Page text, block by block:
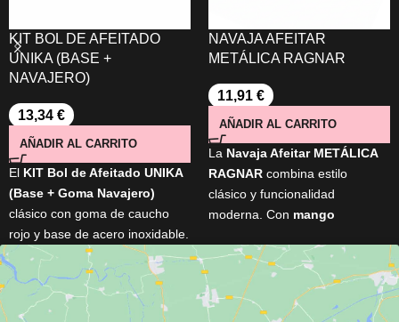
KIT BOL DE AFEITADO
UNIKA (BASE +
NAVAJERO)
13,34 €
AÑADIR AL CARRITO
El KIT Bol de Afeitado UNIKA
(Base + Goma Navajero)
clásico con goma de caucho
rojo y base de acero inoxidable.
Ideal para eliminar restos de la
navaja sin dañar el filo. Diseño
vintage recuperado de
barberías tradicionales. Ligero,
NAVAJA AFEITAR
METÁLICA RAGNAR
11,91 €
AÑADIR AL CARRITO
La Navaja Afeitar METÁLICA
RAGNAR combina estilo
clásico y funcionalidad
moderna. Con mango
mariposa
hoja
reemplazable
, ofrece control,
precisión y limpieza rápida.
Ideal para perfilar, rasurar y